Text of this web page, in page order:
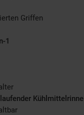
Griffen
1
Kühlmittelrinne